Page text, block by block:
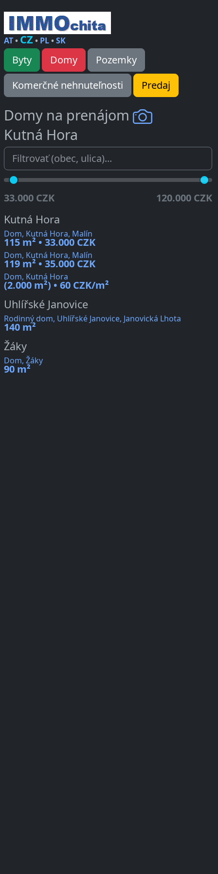
AT• CZ • PL•SK
Byty Domy
Pozemky
Komerčné nehnuteľnosti
Predaj
Domy na prenájom
Kutná Hora
33.000 CZK 120.000 CZK
Kutná Hora
Dom, Kutná Hora, Malín
115 m² • 33.000 CZK
Dom, Kutná Hora, Malín
119 m² • 35.000 CZK
Dom, Kutná Hora
(2.000 m²) • 60 CZK/m²
Uhlířské Janovice
Rodinný dom, Uhlířské Janovice, Janovická Lhota
140 m²
Žáky
Dom, Žáky
90 m²